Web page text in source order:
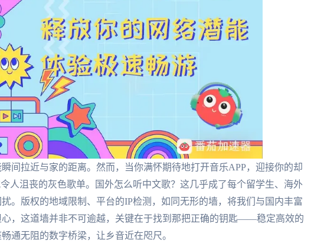
间拉近与家的距离。然而，当你满怀期待地打开音乐APP，迎接你的却
人沮丧的灰色歌单。国外怎么听中文歌？这几乎成了每个留学生、海外
。版权的地域限制、平台的IP检测，如同无形的墙，将我们与国内丰富
，这道墙并非不可逾越，关键在于找到那把正确的钥匙——稳定高效的
通无阻的数字桥梁，让乡音近在咫尺。